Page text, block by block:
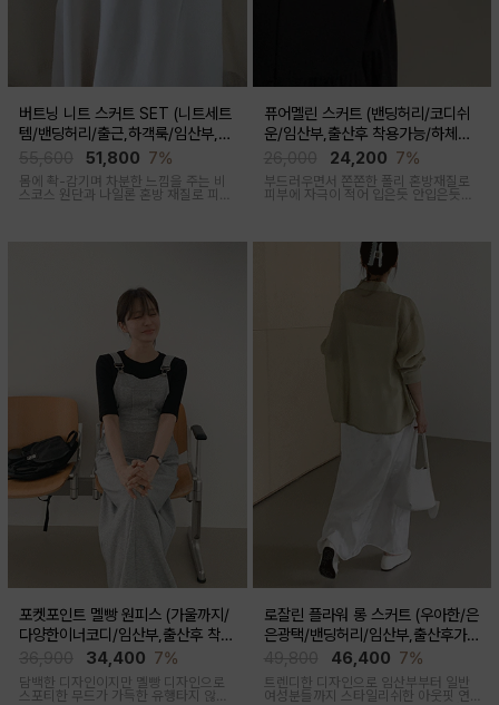
버트닝 니트 스커트 SET (니트세트
템/밴딩허리/출근,하객룩/임산부,출
산후 착용가능)51,800 7%
몸에 촥-감기며 차분한 느낌을 주는 비
스코스 원단과 나일론 혼방 재질로 피부
퓨어멜린 스커트 (밴딩허리/코디쉬
운/임산부,출산후 착용가능/하체커
24,200 7%
부드러우면서 쫀쫀한 폴리 혼방재질로
피부에 자극이 적어 입은듯 안입은듯한
포켓포인트 멜빵 원피스 (가울까지/
다양한이너코디/임산부,출산후 착용
34,400 7%
담백한 디자인이지만 멜빵 디자인으로
스포티한 무드가 가득한 유행타지 않는
로잘린 플라워 롱 스커트 (우아한/은
은광택/밴딩허리/임산부,출산후가
46,400 7%
트렌디한 디자인으로 임산부부터 일반
여성분들까지 스타일리쉬한 아웃핏 연